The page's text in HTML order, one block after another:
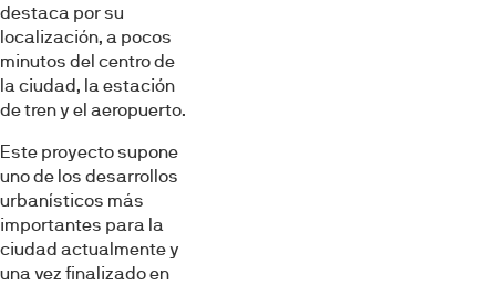
destaca por su
localización, a pocos
minutos del centro de
la ciudad, la estación
de tren y el aeropuerto.
Este proyecto supone
uno de los desarrollos
urbanísticos más
importantes para la
ciudad actualmente y
una vez finalizado en